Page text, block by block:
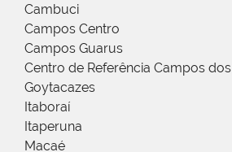
Cambuci
Campos Centro
Campos Guarus
Centro de Referência Campos dos
Goytacazes
Itaboraí
Itaperuna
Macaé